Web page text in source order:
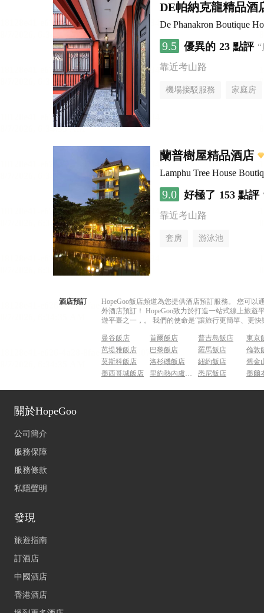
DE帕納克龍精品酒
De Phanakron Boutique
9.5 優異的 23 點評
靠近考山路
機場接駁服務 家庭房
蘭普樹屋精品酒店
Lamphu Tree House
9.0 好極了 153 點評
靠近考山路
套房 游泳池
酒店預訂
HopeGoo飯店頻道為您提供酒店預訂服務。 您可
外酒店預訂！ HopeGoo致力於打造一站式線上旅
遊平臺之一，。 我們的使命是“讓旅行更簡單、更
曼谷飯店 首爾飯店 普吉島飯店
東京
芭堤雅飯店
巴黎飯店 羅馬飯店
倫敦
莫斯科飯店
洛杉磯飯店 紐約飯店
舊金
墨西哥城飯店
里約熱內盧飯店 悉尼飯店 墨爾
關於HopeGoo
公司簡介
服務保障
服務條款
私隱聲明
發現
旅遊指南
訂酒店
中國酒店
香港酒店